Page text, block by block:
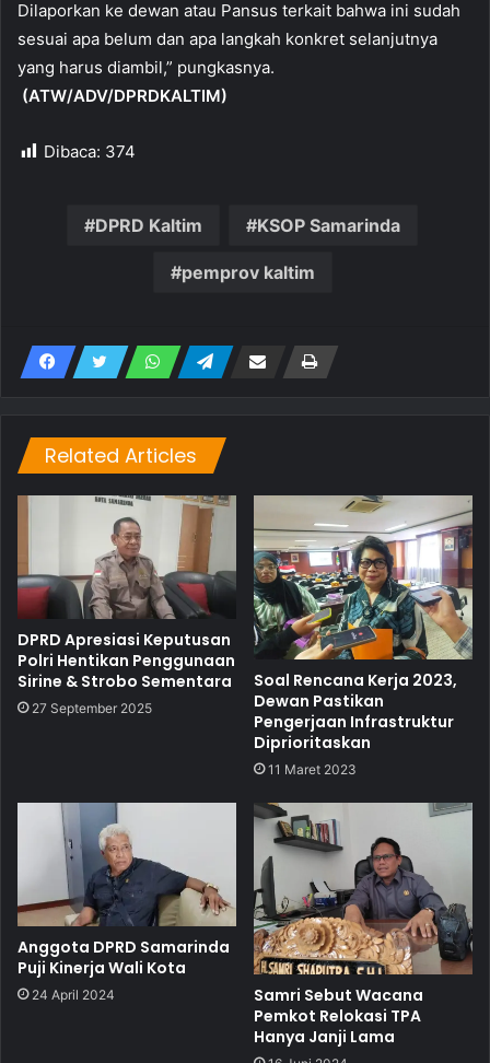
Dilaporkan ke dewan atau Pansus terkait bahwa ini sudah
sesuai apa belum dan apa langkah konkret selanjutnya
yang harus diambil,” pungkasnya.
(ATW/ADV/DPRDKALTIM)
Dibaca: 374
DPRD Kaltim KSOP Samarinda
pemprov kaltim
Related Articles
DPRD Apresiasi Keputusan
Polri Hentikan Penggunaan
Sirine & Strobo Sementara
27 September 2025
Soal Rencana Kerja 2023,
Dewan Pastikan
Pengerjaan Infrastruktur
Diprioritaskan
11 Maret 2023
Anggota DPRD Samarinda
Puji Kinerja Wali Kota
24 April 2024
Samri Sebut Wacana
Pemkot Relokasi TPA
Hanya Janji Lama